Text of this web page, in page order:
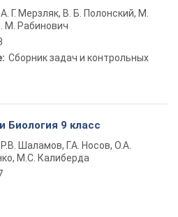
А. Г. Мерзляк, В. Б. Полонский, М.
М. Рабинович
Сборник задач и контрольных
Биология 9 класс
Р.В. Шаламов, Г.А. Носов, О.А.
М.С. Калиберда